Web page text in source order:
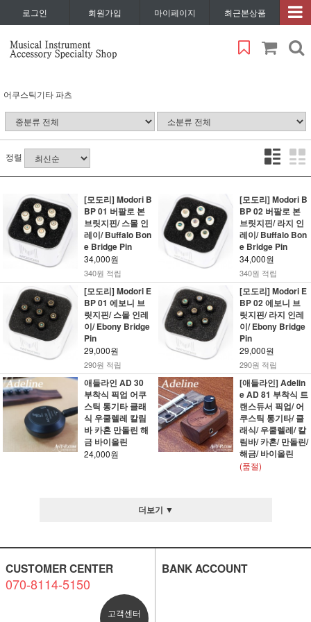
로그인 회원가입 마이페이지 최근본상품
어쿠스틱기타 파츠
정렬
[모도리] Modori B
BP 01 버팔로 본
브릿지핀/ 스몰 인
레이/ Buffalo Bon
e Bridge Pin
34,000원
340원 적립
[모도리] Modori B
BP 02 버팔로 본
브릿지핀/ 라지 인
레이/ Buffalo Bon
e Bridge Pin
34,000원
340원 적립
[모도리] Modori E
BP 01 에보니 브
릿지핀/ 스몰 인레
이/ Ebony Bridge
Pin
29,000원
290원 적립
[모도리] Modori E
BP 02 에보니 브
릿지핀/ 라지 인레
이/ Ebony Bridge
Pin
29,000원
290원 적립
애들라인 AD 30
부착식 픽업 어쿠
스틱 통기타 클래
식 우쿨렐레 칼림
바 카혼 만돌린 해
금 바이올린
24,000원
[애들라인] Adelin
e AD 81 부착식 트
랜스듀서 픽업/ 어
쿠스틱 통기타/ 클
래식/ 우쿨렐레/ 칼
림바/ 카혼/ 만돌린/
해금/ 바이올린
(품절)
더보기 ▼
CUSTOMER CENTER
070-8114-5150
고객센터
BANK ACCOUNT